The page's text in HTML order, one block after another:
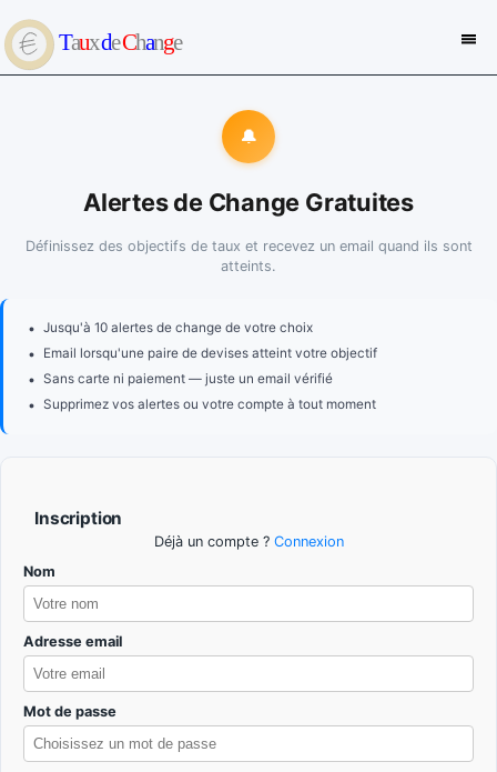
🔔
Alertes de Change Gratuites
Définissez des objectifs de taux et recevez un email quand ils sont
atteints.
• Jusqu'à 10 alertes de change de votre choix
• Email lorsqu'une paire de devises atteint votre objectif
• Sans carte ni paiement — juste un email vérifié
• Supprimez vos alertes ou votre compte à tout moment
Inscription
Déjà un compte ? Connexion
Nom
Adresse email
Mot de passe